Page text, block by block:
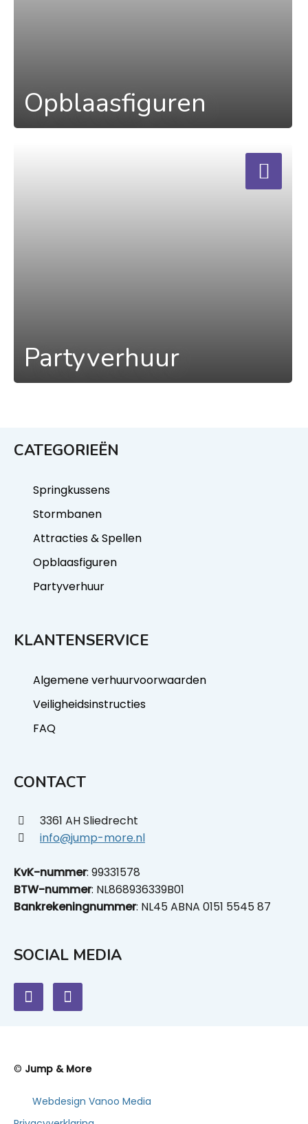
Opblaasfiguren
Partyverhuur
CATEGORIEËN
Springkussens
Stormbanen
Attracties & Spellen
Opblaasfiguren
Partyverhuur
KLANTENSERVICE
Algemene verhuurvoorwaarden
Veiligheidsinstructies
FAQ
CONTACT
3361 AH Sliedrecht
info@jump-more.nl
KvK-nummer: 99331578
BTW-nummer: NL868936339B01
Bankrekeningnummer: NL45 ABNA 0151 5545 87
SOCIAL MEDIA
© Jump & More
Webdesign Vanoo Media